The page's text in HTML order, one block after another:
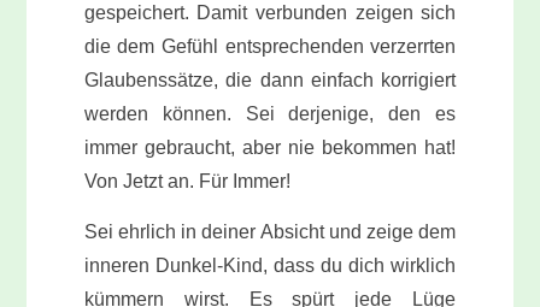
gespeichert. Damit verbunden zeigen sich
die dem Gefühl entsprechenden verzerrten
Glaubenssätze, die dann einfach korrigiert
werden können. Sei derjenige, den es
immer gebraucht, aber nie bekommen hat!
Von Jetzt an. Für Immer!
Sei ehrlich in deiner Absicht und zeige dem
inneren Dunkel-Kind, dass du dich wirklich
kümmern wirst. Es spürt jede Lüge